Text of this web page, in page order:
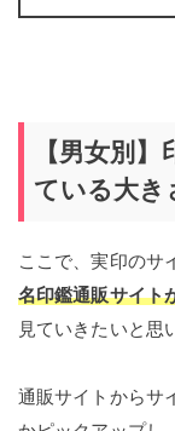
【男女別
ている大き
ここで、実印のサ
名印鑑通販サイト
見ていきたいと思
通販サイトからサ